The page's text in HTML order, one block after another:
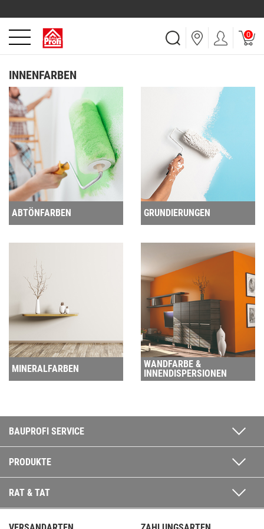
0
INNENFARBEN
ABTÖNFARBEN GRUNDIERUNGEN
MINERALFARBEN
WANDFARBE &
INNENDISPERSIONEN
BAUPROFI SERVICE
PRODUKTE
RAT & TAT